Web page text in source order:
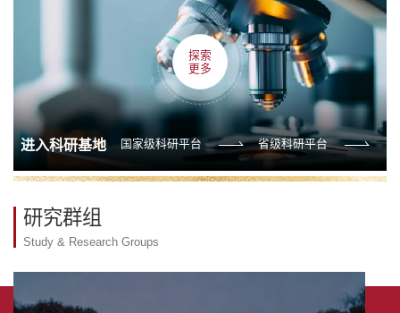
探索
更多
进入科研基地 国家级科研平台 省级科研平台
研究群组
Study & Research Groups